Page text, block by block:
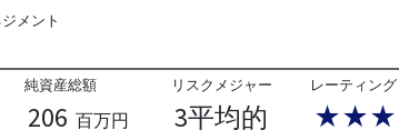
メント
純資産総額
206 百万円
リスクメジャー
3平均的
レーティング